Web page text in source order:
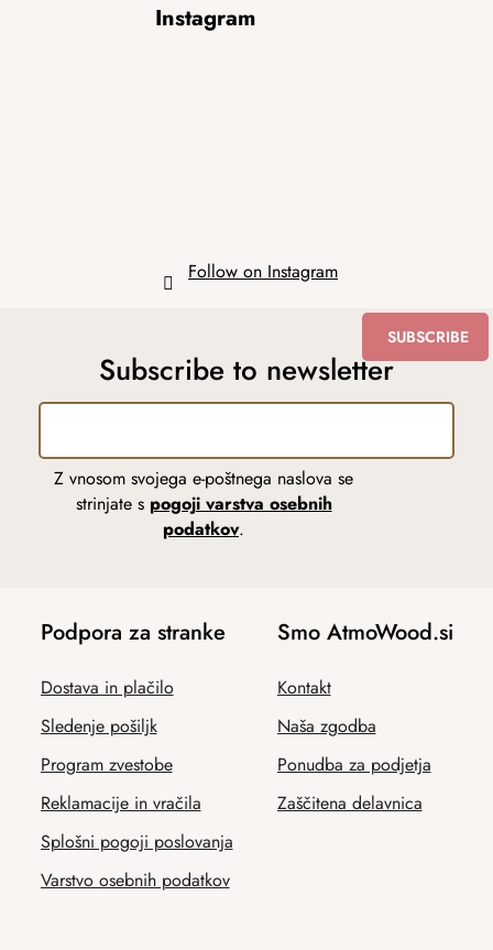
Instagram
Follow on Instagram
Subscribe to newsletter
Z vnosom svojega e-poštnega naslova se
strinjate s pogoji varstva osebnih
podatkov.
SUBSCRIBE
Podpora za stranke
Dostava in plačilo
Sledenje pošiljk
Program zvestobe
Reklamacije in vračila
Splošni pogoji poslovanja
Varstvo osebnih podatkov
Smo AtmoWood.si
Kontakt
Naša zgodba
Ponudba za podjetja
Zaščitena delavnica